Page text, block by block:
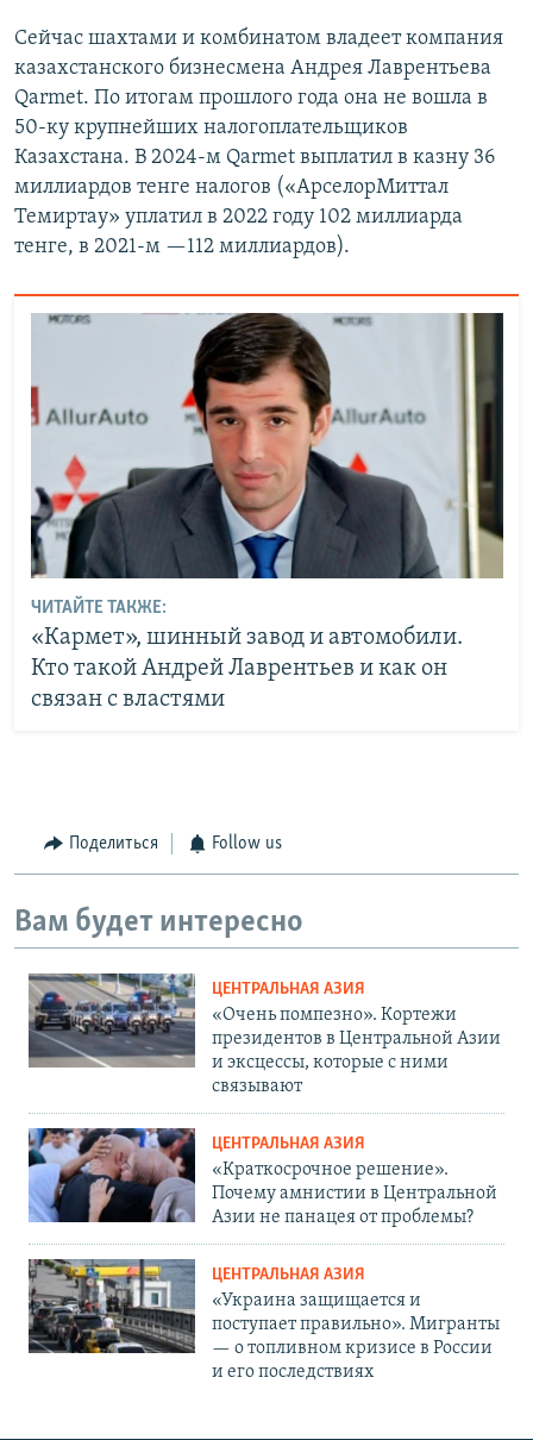
Сейчас шахтами и комбинатом владеет компания
казахстанского бизнесмена Андрея Лаврентьева
Qarmet. По итогам прошлого года она не вошла в
50-ку крупнейших налогоплательщиков
Казахстана. В 2024-м Qarmet выплатил в казну 36
миллиардов тенге налогов («АрселорМиттал
Темиртау» уплатил в 2022 году 102 миллиарда
тенге, в 2021-м —112 миллиардов).
ЧИТАЙТЕ ТАКЖЕ:
«Кармет», шинный завод и автомобили.
Кто такой Андрей Лаврентьев и как он
связан с властями
Поделиться Follow us
Вам будет интересно
ЦЕНТРАЛЬНАЯ АЗИЯ
«Очень помпезно». Кортежи
президентов в Центральной Азии
и эксцессы, которые с ними
связывают
ЦЕНТРАЛЬНАЯ АЗИЯ
«Краткосрочное решение».
Почему амнистии в Центральной
Азии не панацея от проблемы?
ЦЕНТРАЛЬНАЯ АЗИЯ
«Украина защищается и
поступает правильно». Мигранты
— о топливном кризисе в России
и его последствиях